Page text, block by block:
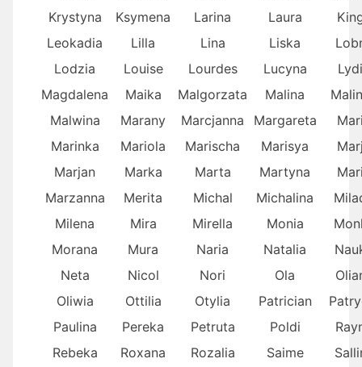
Krystyna
Ksymena Larina Laura
Leokadia
Lilla Lina Liska
Lodzia
Louise Lourdes Lucyna
Magdalena
Maika Malgorzata Malina
Malwina
Marany Marcjanna Margareta
Marinka
Mariola Marischa Marisya
Marjan
Marka Marta Martyna
Marzanna
Merita Michal Michalina
Milena
Mira Mirella Monia
Morana
Mura Naria Natalia
Neta
Nicol Nori Ola
Oliwia
Ottilia Otylia Patrician
Paulina
Pereka Petruta Poldi
Rebeka
Roxana Rozalia Saime